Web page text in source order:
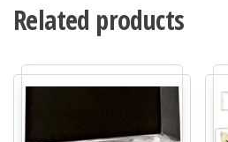
Related products